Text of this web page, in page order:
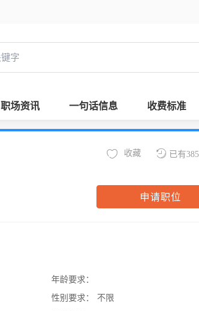
职场资讯 一句话信息 收费标准
已有
收藏
申请职位
年龄要求：
性别要求：
不限